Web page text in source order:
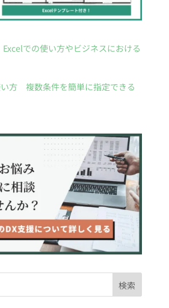
での使い方やビジネスにおける
い方 複数条件を簡単に指定できる
検索